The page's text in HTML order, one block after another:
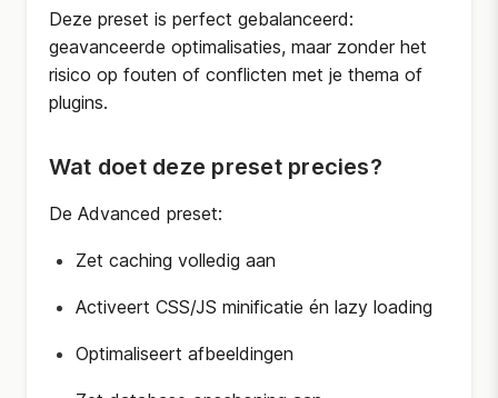
Deze preset is perfect gebalanceerd:
geavanceerde optimalisaties, maar zonder het
risico op fouten of conflicten met je thema of
plugins.
Wat doet deze preset precies?
De Advanced preset:
Zet caching volledig aan
Activeert CSS/JS minificatie én lazy loading
Optimaliseert afbeeldingen